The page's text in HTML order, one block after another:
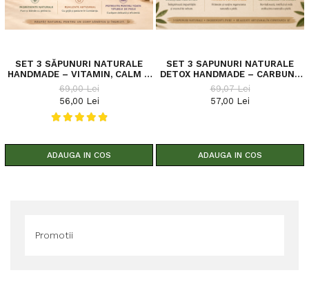
SET 3 SĂPUNURI NATURALE
HANDMADE – VITAMIN, CALM &
ARGILĂ | 3 × 100 G | SĂPUN DE
CONSTANȚA
69,00 Lei
56,00 Lei
ADAUGA IN COS
SET 3 SAPUNURI NATURALE
DETOX HANDMADE – CARBUNE
ACTIV, CATINA SI ALGE
CHLORELLA – 3 × 100 G
69,07 Lei
57,00 Lei
ADAUGA IN COS
Promotii